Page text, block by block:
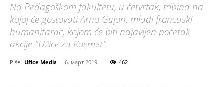
Na Pedagoškom fakultetu, u četvrtak, tribina na
kojoj će gostovati Arno Gujon, mladi francuski
humanitarac, kojom će biti najavljen početak
akcije "Užice za Kosmet".
Piše: Užice Media - 6. март 2019. 462